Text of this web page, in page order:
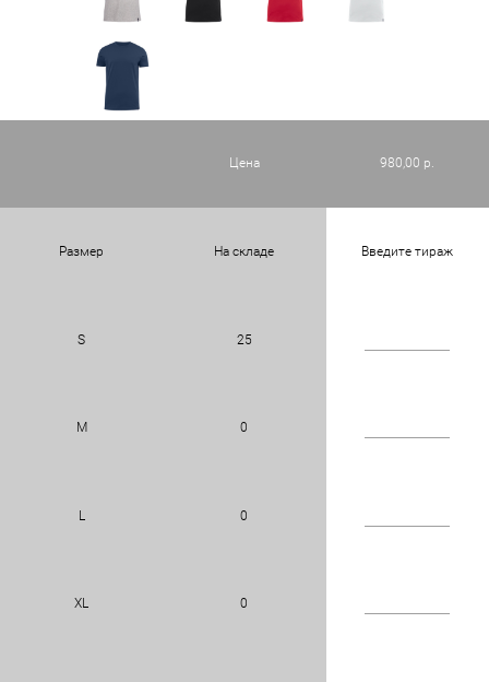
Цена 980,00 р.
Размер На складе Введите тираж
S 25
M 0
L 0
XL 0